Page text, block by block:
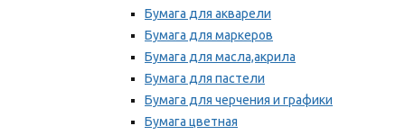
Бумага для акварели
Бумага для маркеров
Бумага для масла,акрила
Бумага для пастели
Бумага для черчения и графики
Бумага цветная